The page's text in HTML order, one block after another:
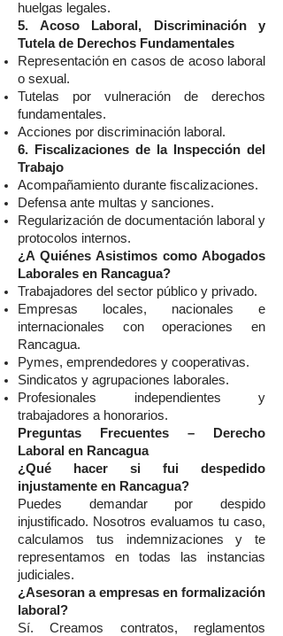
huelgas legales.
5. Acoso Laboral, Discriminación y
Tutela de Derechos Fundamentales
Representación en casos de acoso laboral
o sexual.
Tutelas por vulneración de derechos
fundamentales.
Acciones por discriminación laboral.
6. Fiscalizaciones de la Inspección del
Trabajo
Acompañamiento durante fiscalizaciones.
Defensa ante multas y sanciones.
Regularización de documentación laboral y
protocolos internos.
¿A Quiénes Asistimos como Abogados
Laborales en Rancagua?
Trabajadores del sector público y privado.
Empresas locales, nacionales e
internacionales con operaciones en
Rancagua.
Pymes, emprendedores y cooperativas.
Sindicatos y agrupaciones laborales.
Profesionales independientes y
trabajadores a honorarios.
Preguntas Frecuentes – Derecho
Laboral en Rancagua
¿Qué hacer si fui despedido
injustamente en Rancagua?
Puedes demandar por despido
injustificado. Nosotros evaluamos tu caso,
calculamos tus indemnizaciones y te
representamos en todas las instancias
judiciales.
¿Asesoran a empresas en formalización
laboral?
Sí. Creamos contratos, reglamentos